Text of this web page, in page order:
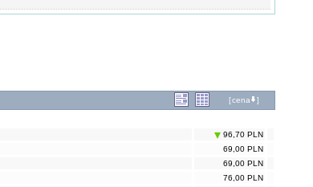
[cena ]
96,70 PLN
69,00 PLN
69,00 PLN
76,00 PLN